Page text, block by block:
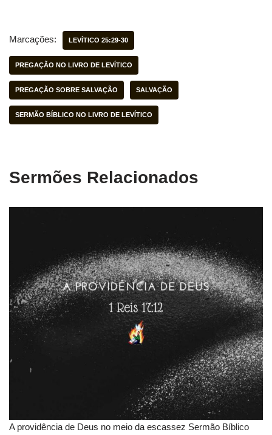
Marcações: LEVÍTICO 25:29-30
PREGAÇÃO NO LIVRO DE LEVÍTICO
PREGAÇÃO SOBRE SALVAÇÃO SALVAÇÃO
SERMÃO BÍBLICO NO LIVRO DE LEVÍTICO
Sermões Relacionados
A providência de Deus no meio da escassez Sermão Bíblico